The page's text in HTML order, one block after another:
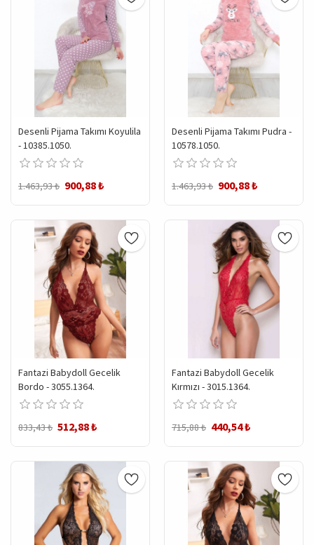
Desenli Pijama Takımı Koyulila
- 10385.1050.
1.463,93 ₺ 900,88 ₺
Desenli Pijama Takımı Pudra -
10578.1050.
1.463,93 ₺ 900,88 ₺
Fantazi Babydoll Gecelik
Bordo - 3055.1364.
833,43 ₺ 512,88 ₺
Fantazi Babydoll Gecelik
Kırmızı - 3015.1364.
715,88 ₺ 440,54 ₺